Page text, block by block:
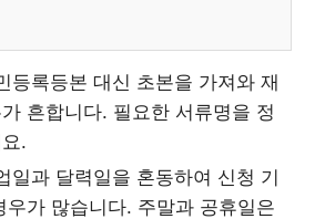
등록등본 대신 초본을 가져와 재
흔합니다. 필요한 서류명을 정
.
일과 달력일을 혼동하여 신청 기
우가 많습니다. 주말과 공휴일은